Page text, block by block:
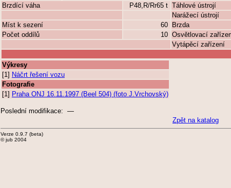
Brzdící váha
P48,R/Rr65 t Táhlové ústrojí
Narážecí ústrojí
Míst k sezení
60 Brzda
Počet oddílů
10 Osvětlovací
Vytápěcí zařízení
Výkresy
[1] Náčrt řešení vozu
Fotografie
[1] Praha ONJ 16.11.1997 (Beel 504) (foto J.Vrchovský)
Poslední modifikace: —
Zpět na katalog
Verze 0.9.7 (beta)
© jub 2004